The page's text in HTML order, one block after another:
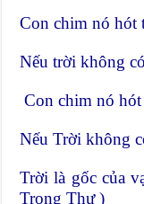
Con chim nó hót
Nếu trời không
Con chim nó hót
Nếu Trời không
Trời là gốc của
Trọng Thư )